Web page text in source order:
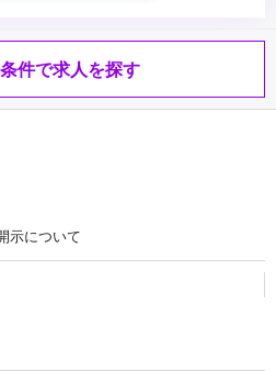
件で求人を探す
示について